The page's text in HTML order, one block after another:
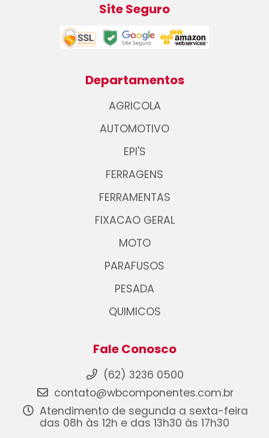
Site Seguro
Departamentos
AGRICOLA
AUTOMOTIVO
EPI'S
FERRAGENS
FERRAMENTAS
FIXACAO GERAL
MOTO
PARAFUSOS
PESADA
QUIMICOS
Fale Conosco
(62) 3236 0500
contato@wbcomponentes.com.br
Atendimento de segunda a sexta-feira
das 08h às 12h e das 13h30 às 17h30